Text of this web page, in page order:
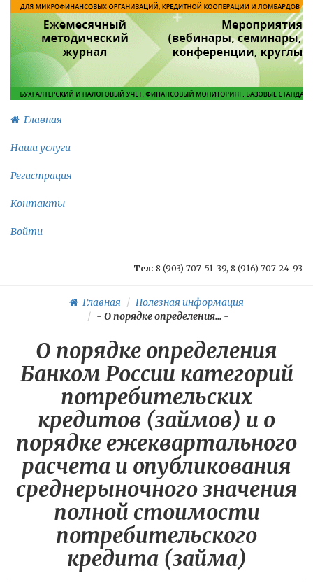
Главная
Наши услуги
Регистрация
Контакты
Войти
Тел: 8 (903) 707-51-39, 8 (916) 707-24-93
Главная
Полезная информация
- О порядке определения... -
О порядке определения
Банком России категорий
потребительских
кредитов (займов) и о
порядке ежеквартального
расчета и опубликования
среднерыночного значения
полной стоимости
потребительского
кредита (займа)